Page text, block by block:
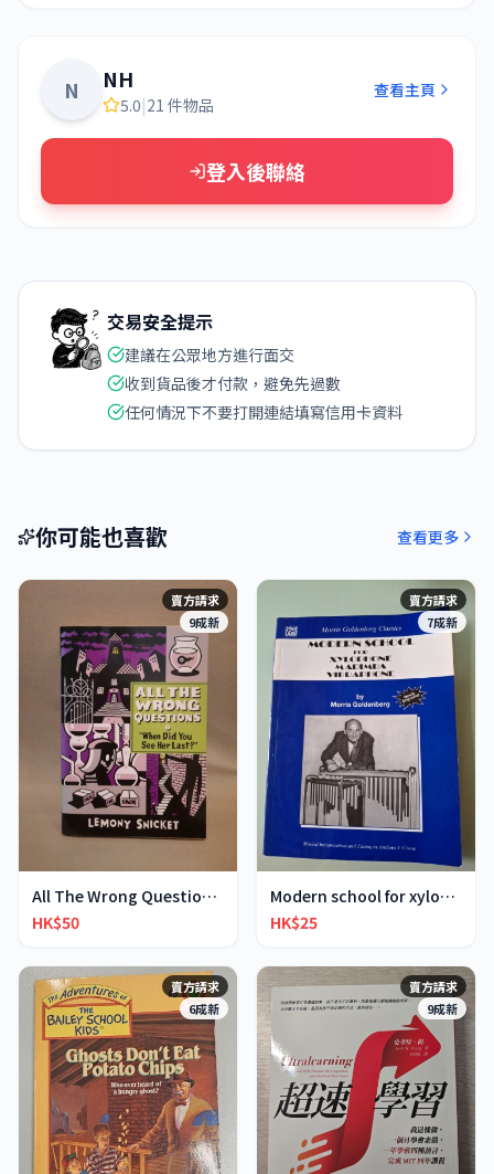
N NH
5.0|21 件物品
查看主頁
登入後聯絡
交易安全提示
建議在公眾地方進行面交
收到貨品後才付款，避免先過數
任何情況下不要打開連結填寫信用卡資料
你可能也喜歡 查看更多
賣方請求
9成新
All The Wrong Questions 2: "When Did You See Her L
HK$50
賣方請求
7成新
Modern school for xylophone marimba vibraphone
HK$25
賣方請求
6成新
賣方請求
9成新